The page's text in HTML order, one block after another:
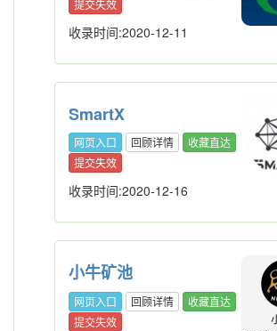
提交失效
收录时间:2020-12-11
SmartX
网页入口 回顾详情
收藏直达
提交失效
收录时间:2020-12-16
小牛矿池
网页入口 回顾详情
收藏直达
提交失效